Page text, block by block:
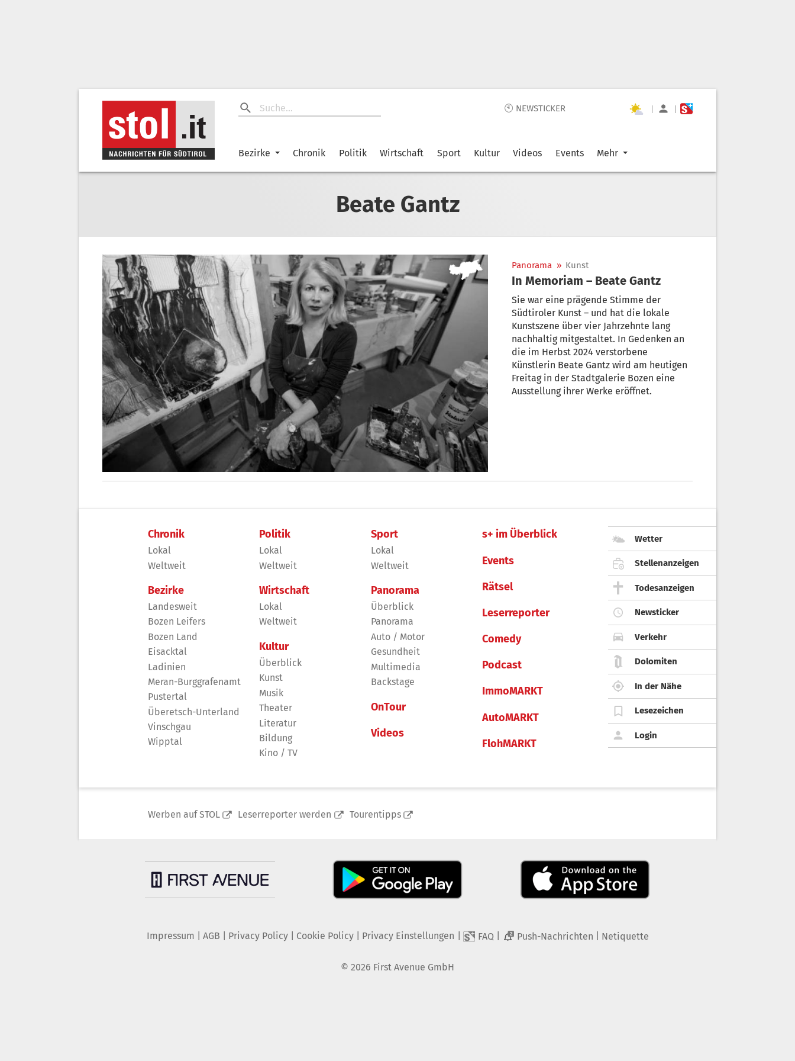
🕙 NEWSTICKER | |
Bezirke Chronik Politik Wirtschaft Sport Kultur Videos Events Mehr
Beate Gantz
Panorama » Kunst
In Memoriam – Beate Gantz
Sie war eine prägende Stimme der
Südtiroler Kunst – und hat die lokale
Kunstszene über vier Jahrzehnte lang
nachhaltig mitgestaltet. In Gedenken an
die im Herbst 2024 verstorbene
Künstlerin Beate Gantz wird am heutigen
Freitag in der Stadtgalerie Bozen eine
Ausstellung ihrer Werke eröffnet.
Chronik
Lokal
Weltweit
Bezirke
Landesweit
Bozen Leifers
Bozen Land
Eisacktal
Ladinien
Meran-Burggrafenamt
Pustertal
Überetsch-Unterland
Vinschgau
Wipptal
Politik
Lokal
Weltweit
Wirtschaft
Lokal
Weltweit
Kultur
Überblick
Kunst
Musik
Theater
Literatur
Bildung
Kino / TV
Sport
Lokal
Weltweit
Panorama
Überblick
Panorama
Auto / Motor
Gesundheit
Multimedia
Backstage
OnTour
Videos
s+ im Überblick
Events
Rätsel
Leserreporter
Comedy
Podcast
ImmoMARKT
AutoMARKT
FlohMARKT
Wetter
Stellenanzeigen
Todesanzeigen
Newsticker
Verkehr
Dolomiten
In der Nähe
Lesezeichen
Login
Werben auf STOL Leserreporter werden Tourentipps
Impressum AGB Privacy Policy| Cookie Policy| Privacy Einstellungen FAQ 2 Push-Nachrichten Netiquette
© 2026 First Avenue GmbH